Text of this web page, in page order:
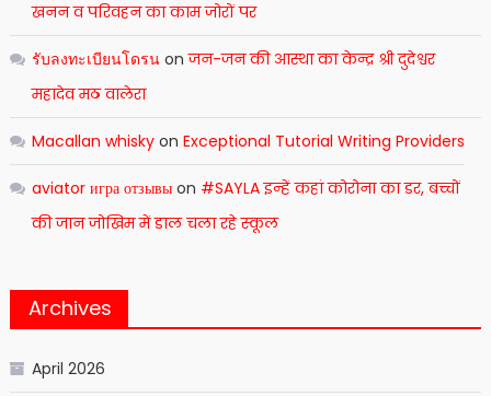
खनन व परिवहन का काम जोरों पर
รับลงทะเบียนโดรนonजन-जन की आस्था का केन्द्र श्री दुदेश्वर
महादेव मठ वालेरा
Macallan whiskyon Exceptional Tutorial Writing Providers
aviator игра отзывыon #SAYLA इन्हें कहां कोरोना का डर, बच्चों
की जान जोखिम में डाल चला रहे स्कूल
Archives
April 2026